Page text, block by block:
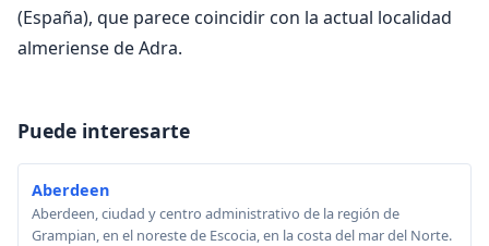
(España), que parece coincidir con la actual localidad
almeriense de Adra.
Puede interesarte
Aberdeen
Aberdeen, ciudad y centro administrativo de la región de
Grampian, en el noreste de Escocia, en la costa del mar del Norte.